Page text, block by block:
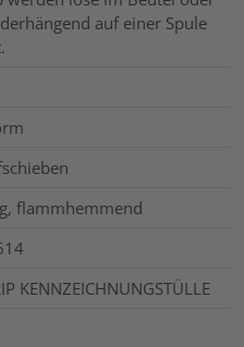
auf einer Spule
flammhemmend
KENNZEICHNUNGSTÜLLE